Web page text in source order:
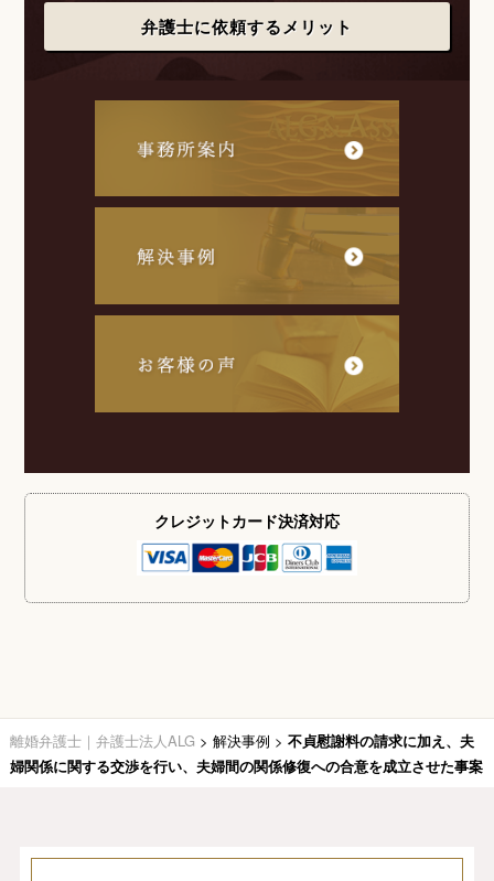
弁護士に依頼するメリット
クレジットカード決済対応
離婚弁護士｜弁護士法人ALG > 解決事例 > 不貞慰謝料の請求に加え、夫
婦関係に関する交渉を行い、夫婦間の関係修復への合意を成立させた事案